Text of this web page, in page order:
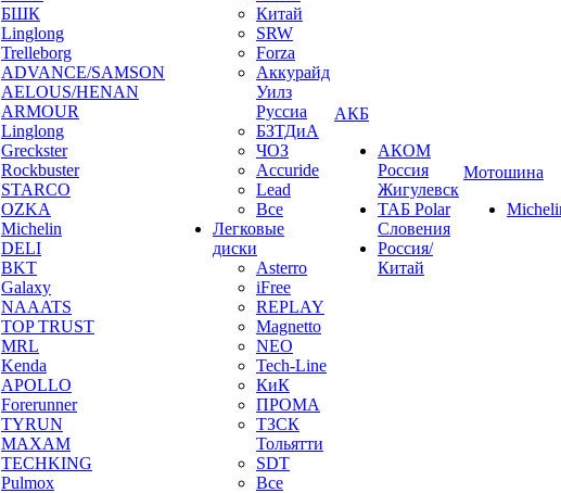
БШК
Linglong
Trelleborg
ADVANCE/SAMSON
AELOUS/HENAN
ARMOUR
Linglong
Greckster
Rockbuster
STARCO
OZKA
Michelin
DELI
BKT
Galaxy
NAAATS
TOP TRUST
MRL
Kenda
APOLLO
Forerunner
TYRUN
MAXAM
TECHKING
Pulmox
Китай
SRW
Forza
Аккурайд
Уилз
Руссиа
БЗТДиА
ЧОЗ
Accuride
Lead
Все
Легковые
диски
Asterro
iFree
REPLAY
Magnetto
NEO
Tech-Line
КиК
ПРОМА
ТЗСК
Тольятти
SDT
Все
АКБ
АКОМ
Россия
Жигулевск
ТАБ Polar
Словения
Россия/
Китай
Мотошина